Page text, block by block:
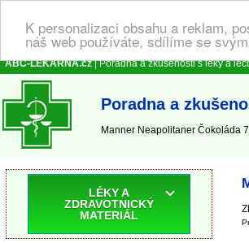
K personalizaci obsahu a reklam,
náš web používáte, sdílíme se
ABC-LEKARNA.cz| Poradna a zkušenosti s léky a
Poradna a
Manner Neapolitaner Čokoláda
LÉKY A
ZDRAVOTNICKÝ
MATERIÁL